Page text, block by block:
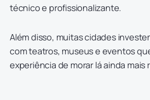
técnico e profissionalizante.
Além disso, muitas cidades
com teatros, museus e eventos
experiência de morar lá ainda mais